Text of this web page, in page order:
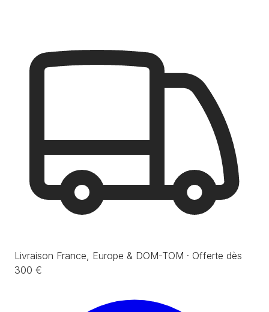
Livraison France, Europe & DOM-TOM · Offerte dès
300 €